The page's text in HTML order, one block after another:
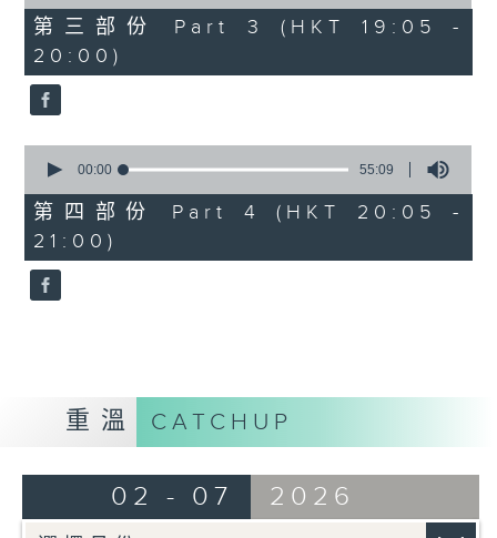
55
minutes,
9
seconds
第三部份 Part 3 (HKT 19:05 -
20:00)
seconds
55
minutes,
9
seconds
00:00 55:09
第四部份 Part 4 (HKT 20:05 -
21:00)
重溫 CATCHUP
02 - 07 2026